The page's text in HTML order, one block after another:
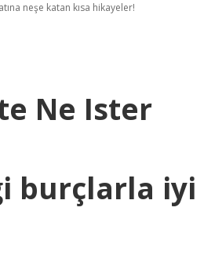
neşe katan kısa hikayeler!
Ne Ister
burçlarla iyi